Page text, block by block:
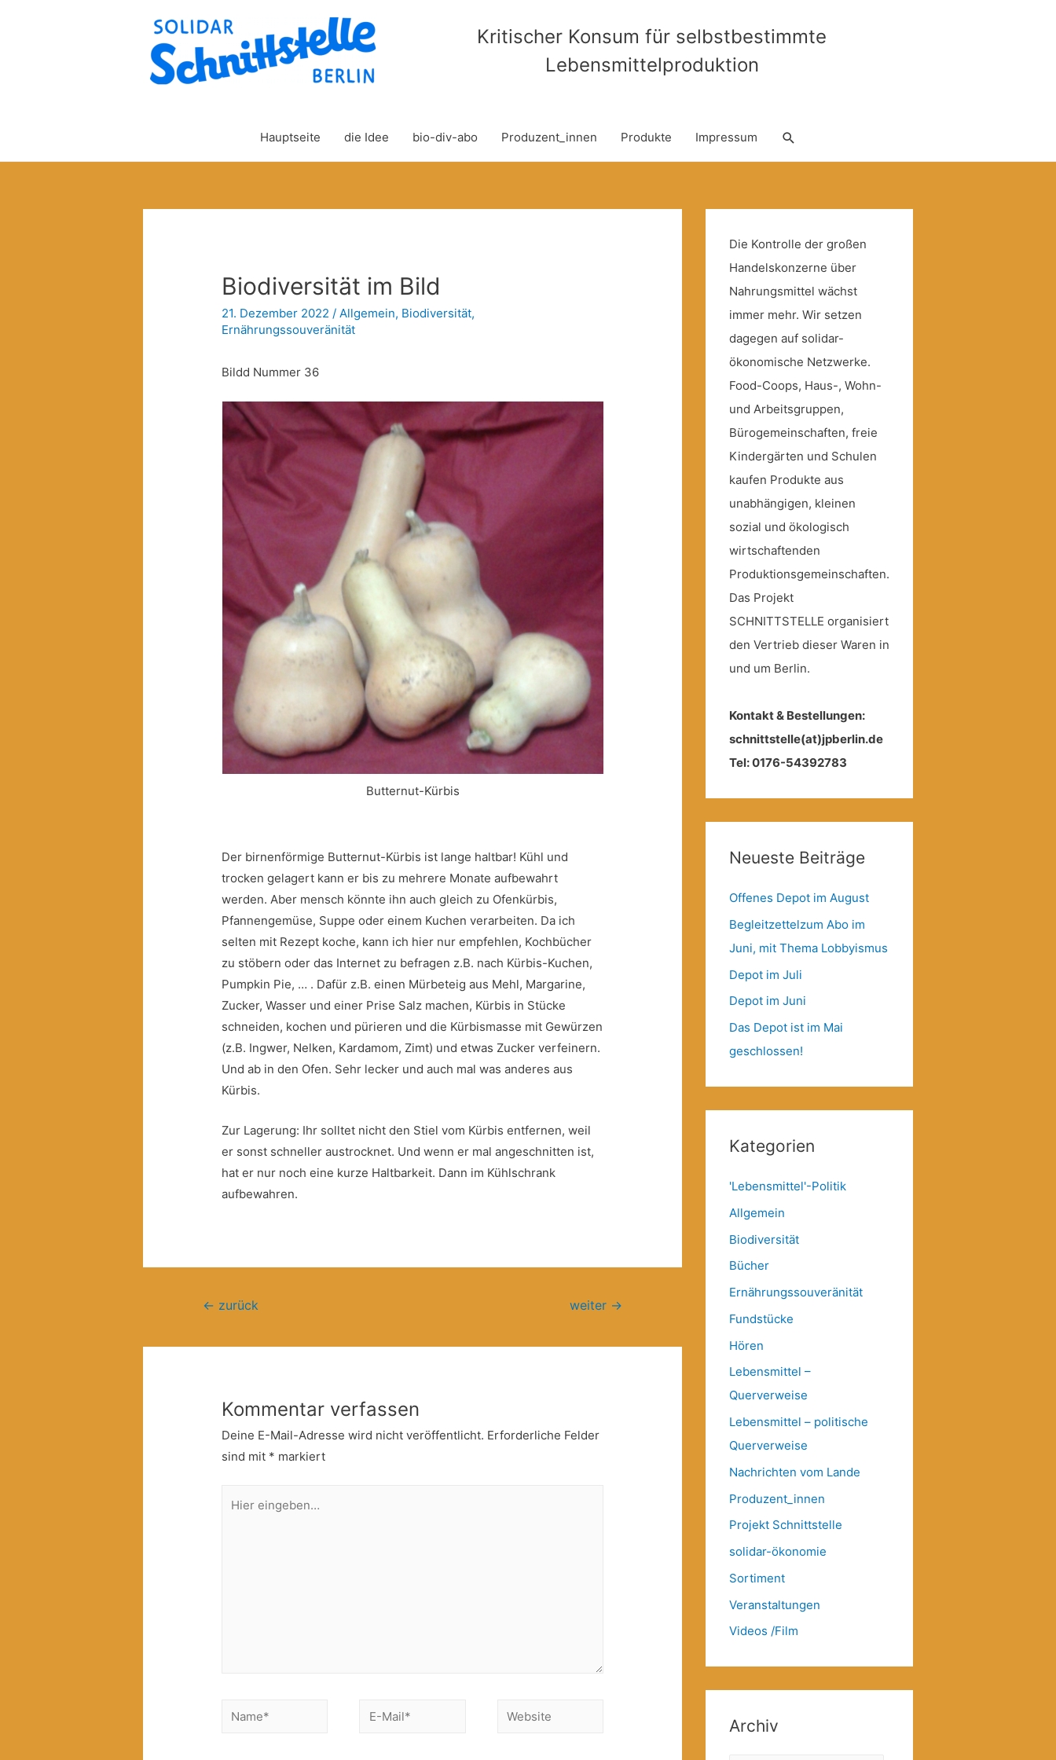
Kritischer Konsum für selbstbestimmte
Lebensmittelproduktion
Hauptseite die Idee bio-div-abo Produzent_innen Produkte Impressum Suche
Biodiversität im Bild
21. Dezember 2022 /Allgemein, Biodiversität,
Ernährungssouveränität
Bildd Nummer 36
Butternut-Kürbis
Der birnenförmige Butternut-Kürbis ist lange haltbar! Kühl und
trocken gelagert kann er bis zu mehrere Monate aufbewahrt
werden. Aber mensch könnte ihn auch gleich zu Ofenkürbis,
Pfannengemüse, Suppe oder einem Kuchen verarbeiten. Da ich
selten mit Rezept koche, kann ich hier nur empfehlen, Kochbücher
zu stöbern oder das Internet zu befragen z.B. nach Kürbis-Kuchen,
Pumpkin Pie, … . Dafür z.B. einen Mürbeteig aus Mehl, Margarine,
Zucker, Wasser und einer Prise Salz machen, Kürbis in Stücke
schneiden, kochen und pürieren und die Kürbismasse mit Gewürzen
(z.B. Ingwer, Nelken, Kardamom, Zimt) und etwas Zucker verfeinern.
Und ab in den Ofen. Sehr lecker und auch mal was anderes aus
Kürbis.
Zur Lagerung: Ihr solltet nicht den Stiel vom Kürbis entfernen, weil
er sonst schneller austrocknet. Und wenn er mal angeschnitten ist,
hat er nur noch eine kurze Haltbarkeit. Dann im Kühlschrank
aufbewahren.
Beitragsnavigation
← zurück weiter →
Kommentar verfassen
Deine E-Mail-Adresse wird nicht veröffentlicht. Erforderliche Felder
sind mit * markiert
eingeben…
Name*
E-
Website
Die Kontrolle der großen
Handelskonzerne über
Nahrungsmittel wächst
immer mehr. Wir setzen
dagegen auf solidar-
ökonomische Netzwerke.
Food-Coops, Haus-, Wohn-
und Arbeitsgruppen,
Bürogemeinschaften, freie
Kindergärten und Schulen
kaufen Produkte aus
unabhängigen, kleinen
sozial und ökologisch
wirtschaftenden
Produktionsgemeinschaften.
Das Projekt
SCHNITTSTELLE organisiert
den Vertrieb dieser Waren in
und um Berlin.
Kontakt & Bestellungen:
schnittstelle(at)jpberlin.de
Tel: 0176-54392783
Neueste Beiträge
Offenes Depot im August
Begleitzettelzum Abo im
Juni, mit Thema Lobbyismus
Depot im Juli
Depot im Juni
Das Depot ist im Mai
geschlossen!
Kategorien
'Lebensmittel'-Politik
Allgemein
Biodiversität
Bücher
Ernährungssouveränität
Fundstücke
Hören
Lebensmittel –
Querverweise
Lebensmittel – politische
Querverweise
Nachrichten vom Lande
Produzent_innen
Projekt Schnittstelle
solidar-ökonomie
Sortiment
Veranstaltungen
Videos /Film
Archiv